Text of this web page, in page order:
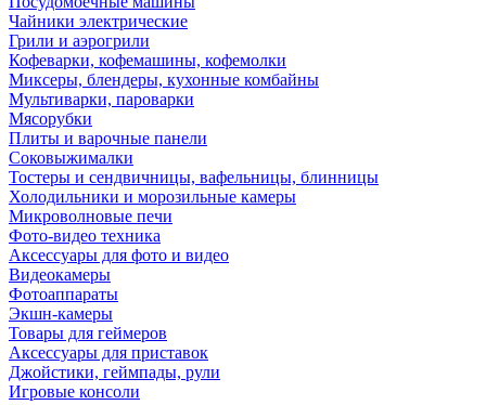
Чайники электрические
Грили и аэрогрили
Кофеварки, кофемашины, кофемолки
Миксеры, блендеры, кухонные комбайны
Мультиварки, пароварки
Мясорубки
Плиты и варочные панели
Соковыжималки
Тостеры и сендвичницы, вафельницы, блинницы
Холодильники и морозильные камеры
Микроволновые печи
Фото-видео техника
Аксессуары для фото и видео
Видеокамеры
Фотоаппараты
Экшн-камеры
Товары для геймеров
Аксессуары для приставок
Джойстики, геймпады, рули
Игровые консоли